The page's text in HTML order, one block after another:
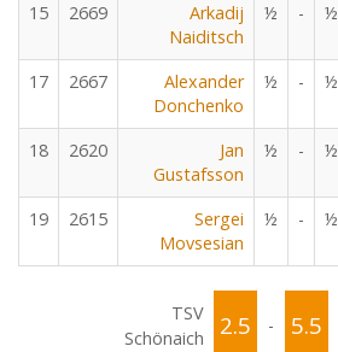
15 2669
Arkadij
Naiditsch
½ - ½
17 2667
Alexander
Donchenko
½ - ½
18 2620
Jan
Gustafsson
½ - ½
19 2615
Sergei
Movsesian
½ - ½
TSV
Schönaich
2.5 - 5.5